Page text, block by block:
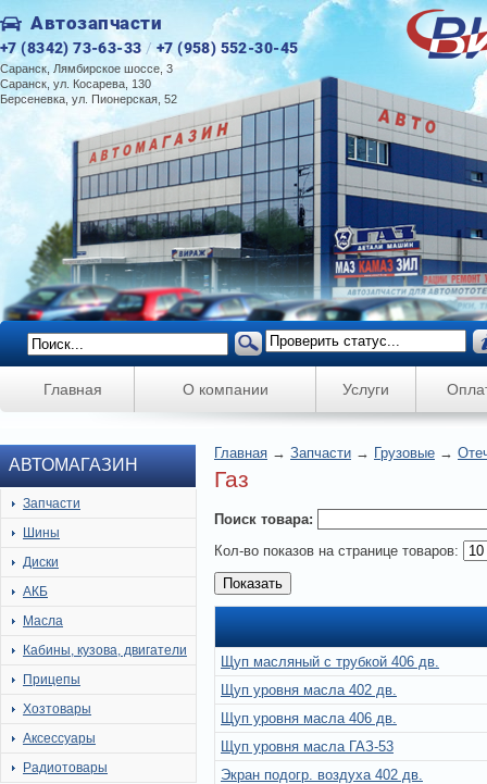
Автозапчасти
+7 (8342) 73-63-33 /+7 (958) 552-30-45
Саранск, Лямбирское шоссе, 3
Саранск, ул. Косарева, 130
Берсеневка, ул. Пионерская, 52
Главная О компании Услуги
АВТОМАГАЗИН
Запчасти
Шины
Диски
АКБ
Масла
Кабины, кузова, двигатели
Прицепы
Хозтовары
Аксессуары
Радиотовары
Главная → Запчасти → Грузовые →
Газ
Поиск товара:
Кол-во показов на странице товаров:
Щуп масляный с трубкой 406 дв.
Щуп уровня масла 402 дв.
Щуп уровня масла 406 дв.
Щуп уровня масла ГАЗ-53
Экран подогр. воздуха 402 дв.